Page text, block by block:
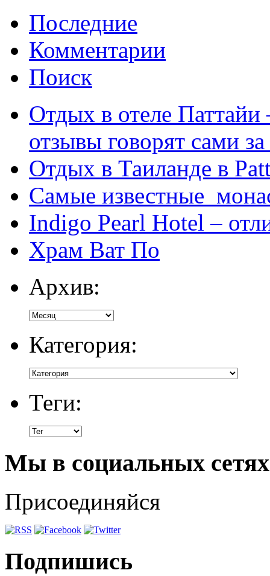
Последние
Комментарии
Поиск
Отдых в отеле
отзывы говорят сами за
Отдых в Таиланде в
Самые известные
Indigo Pearl Hotel –
Храм Ват По
Архив:
Категория:
Теги:
Мы в социальных сетях
Присоединяйся
Подпишись